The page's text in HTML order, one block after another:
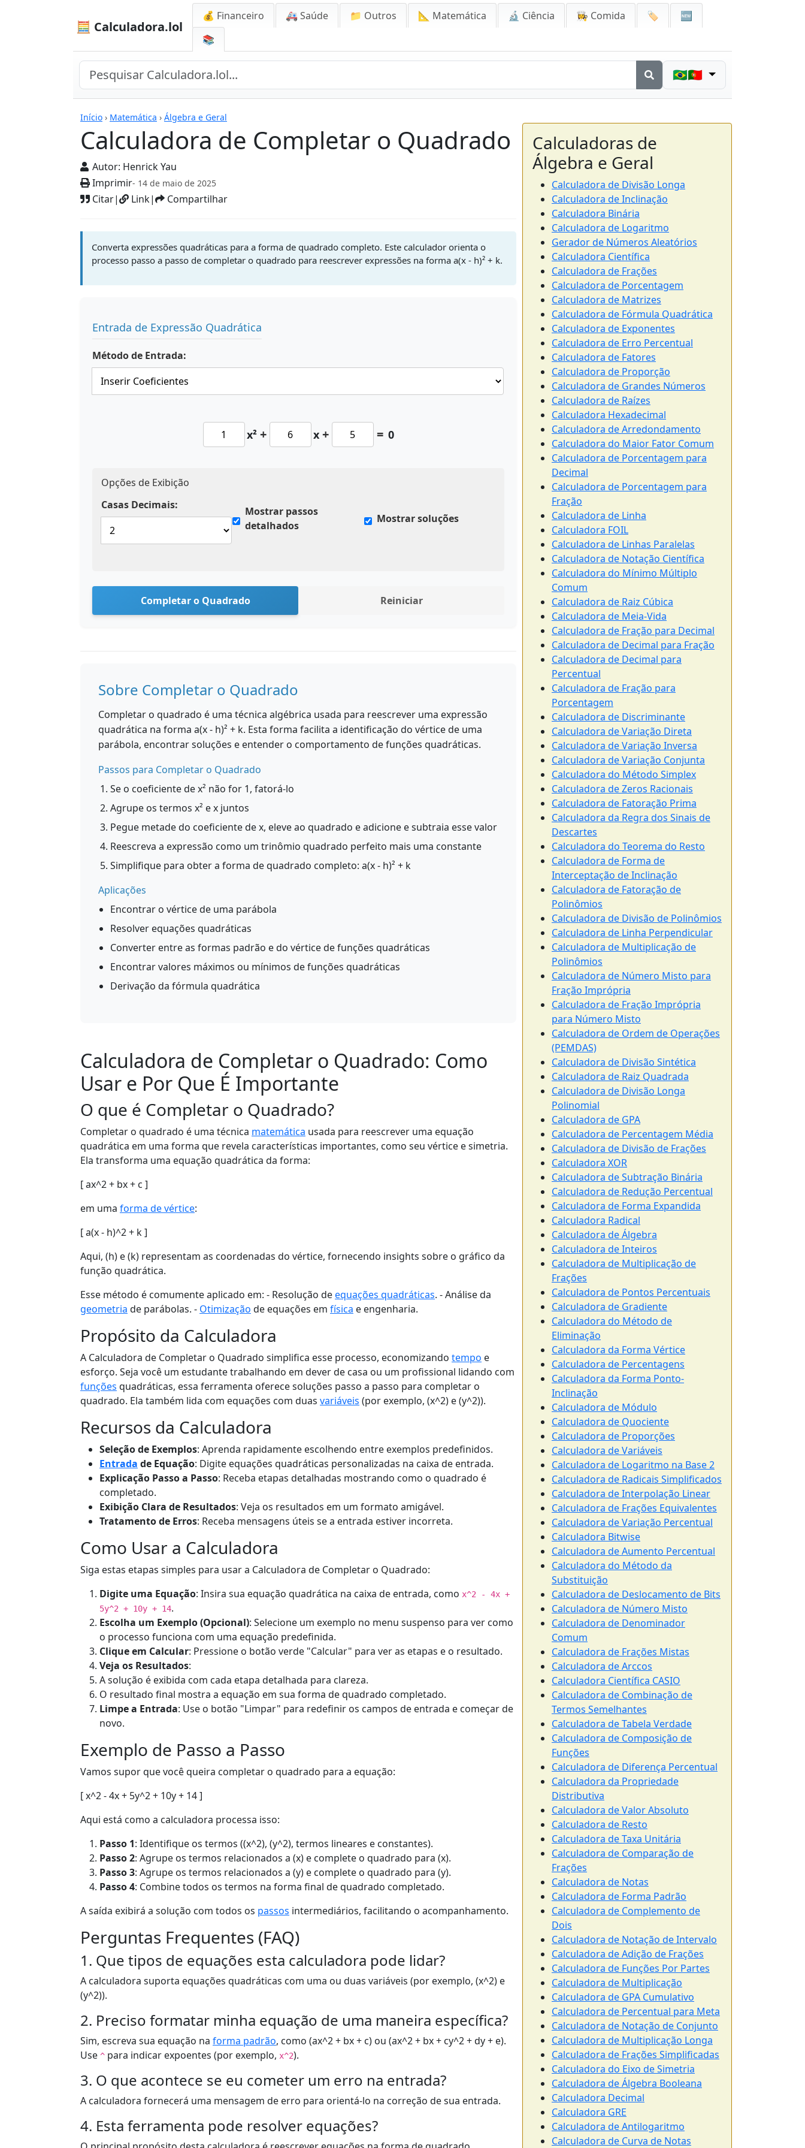
🧮 Calculadora.lol
💰 Financeiro 🚑 Saúde 📁 Outros 📐 Matemática 🔬 Ciência 👩‍🍳 Comida 🏷️
🆕
📚
🇧🇷🇵🇹
Início › Matemática › Álgebra e Geral
Calculadora de Completar o Quadrado
Autor: Henrick Yau
Imprimir- 14 de maio de 2025
Citar| Link| Compartilhar
Calculadoras
Converta expressões quadráticas para a forma de quadrado completo. Este calculador orienta o
processo passo a passo de completar o quadrado para reescrever expressões na forma a(x - h)² + k.
Entrada de Expressão Quadrática
Método de Entrada:
x² + x + = 0
Opções de Exibição
Casas Decimais:
Mostrar passos
detalhados
Mostrar soluções
Completar o Quadrado Reiniciar
Sobre Completar o Quadrado
Completar o quadrado é uma técnica algébrica usada para reescrever uma expressão
quadrática na forma a(x - h)² + k. Esta forma facilita a identificação do vértice de uma
parábola, encontrar soluções e entender o comportamento de funções quadráticas.
Passos para Completar o Quadrado
Se o coeficiente de x² não for 1, fatorá-lo
Agrupe os termos x² e x juntos
Pegue metade do coeficiente de x, eleve ao quadrado e adicione e subtraia esse valor
Reescreva a expressão como um trinômio quadrado perfeito mais uma constante
Simplifique para obter a forma de quadrado completo: a(x - h)² + k
Aplicações
Encontrar o vértice de uma parábola
Resolver equações quadráticas
Converter entre as formas padrão e do vértice de funções quadráticas
Encontrar valores máximos ou mínimos de funções quadráticas
Derivação da fórmula quadrática
Calculadora de Completar o Quadrado: Como
Usar e Por Que É Importante
O que é Completar o Quadrado?
Completar o quadrado é uma técnica matemática usada para reescrever uma equação
quadrática em uma forma que revela características importantes, como seu vértice e simetria.
Ela transforma uma equação quadrática da forma:
[ ax^2 + bx + c ]
em uma forma de vértice:
[ a(x - h)^2 + k ]
Aqui, (h) e (k) representam as coordenadas do vértice, fornecendo insights sobre o gráfico da
função quadrática.
Esse método é comumente aplicado em: - Resolução deequações quadráticas. - Análise da
geometria de parábolas. - Otimização de equações em física e engenharia.
Propósito da Calculadora
A Calculadora de Completar o Quadrado simplifica esse processo, economizando tempo e
esforço. Seja você um estudante trabalhando em dever de casa ou um profissional lidando com
funções quadráticas, essa ferramenta oferece soluções passo a passo para completar o
quadrado. Ela também lida com equações com duas variáveis (por exemplo, (x^2) e (y^2)).
Recursos da Calculadora
Seleção de Exemplos: Aprenda rapidamente escolhendo entre exemplos predefinidos.
Entrada de Equação: Digite equações quadráticas personalizadas na caixa de entrada.
Explicação Passo a Passo: Receba etapas detalhadas mostrando como o quadrado é
completado.
Exibição Clara de Resultados: Veja os resultados em um formato amigável.
Tratamento de Erros: Receba mensagens úteis se a entrada estiver incorreta.
Como Usar a Calculadora
Siga estas etapas simples para usar a Calculadora de Completar o Quadrado:
Digite uma Equação: Insira sua equação quadrática na caixa de entrada, como x^2 - 4x +
5y^2 + 10y + 14.
Escolha um Exemplo (Opcional): Selecione um exemplo no menu suspenso para ver como
o processo funciona com uma equação predefinida.
Clique em Calcular: Pressione o botão verde "Calcular" para ver as etapas e o resultado.
Veja os Resultados:
A solução é exibida com cada etapa detalhada para clareza.
O resultado final mostra a equação em sua forma de quadrado completado.
Limpe a Entrada: Use o botão "Limpar" para redefinir os campos de entrada e começar de
novo.
Exemplo de Passo a Passo
Vamos supor que você queira completar o quadrado para a equação:
[ x^2 - 4x + 5y^2 + 10y + 14 ]
Aqui está como a calculadora processa isso:
Passo 1: Identifique os termos ((x^2), (y^2), termos lineares e constantes).
Passo 2: Agrupe os termos relacionados a (x) e complete o quadrado para (x).
Passo 3: Agrupe os termos relacionados a (y) e complete o quadrado para (y).
Passo 4: Combine todos os termos na forma final de quadrado completado.
A saída exibirá a solução com todos os passos intermediários, facilitando o acompanhamento.
Perguntas Frequentes (FAQ)
1. Que tipos de equações esta calculadora pode lidar?
A calculadora suporta equações quadráticas com uma ou duas variáveis (por exemplo, (x^2) e
(y^2)).
2. Preciso formatar minha equação de uma maneira específica?
Sim, escreva sua equação na forma padrão, como (ax^2 + bx + c) ou (ax^2 + bx + cy^2 + dy + e).
Use ^ para indicar expoentes (por exemplo, x^2).
3. O que acontece se eu cometer um erro na entrada?
A calculadora fornecerá uma mensagem de erro para orientá-lo na correção de sua entrada.
4. Esta ferramenta pode resolver equações?
Calculadoras de
Álgebra e Geral
Calculadora de Divisão Longa
Calculadora de Inclinação
Calculadora Binária
Calculadora de Logaritmo
Gerador de Números Aleatórios
Calculadora Científica
Calculadora de Frações
Calculadora de Porcentagem
Calculadora de Matrizes
Calculadora de Fórmula Quadrática
Calculadora de Exponentes
Calculadora de Erro Percentual
Calculadora de Fatores
Calculadora de Proporção
Calculadora de Grandes Números
Calculadora de Raízes
Calculadora Hexadecimal
Calculadora de Arredondamento
Calculadora do Maior Fator Comum
Calculadora de Porcentagem para
Decimal
Calculadora de Porcentagem para
Fração
Calculadora de Linha
Calculadora FOIL
Calculadora de Linhas Paralelas
Calculadora de Notação Científica
Calculadora do Mínimo Múltiplo
Comum
Calculadora de Raiz Cúbica
Calculadora de Meia-Vida
Calculadora de Fração para Decimal
Calculadora de Decimal para Fração
Calculadora de Decimal para
Percentual
Calculadora de Fração para
Porcentagem
Calculadora de Discriminante
Calculadora de Variação Direta
Calculadora de Variação Inversa
Calculadora de Variação Conjunta
Calculadora do Método Simplex
Calculadora de Zeros Racionais
Calculadora de Fatoração Prima
Calculadora da Regra dos Sinais de
Descartes
Calculadora do Teorema do Resto
Calculadora de Forma de
Interceptação de Inclinação
Calculadora de Fatoração de
Polinômios
Calculadora de Divisão de Polinômios
Calculadora de Linha Perpendicular
Calculadora de Multiplicação de
Polinômios
Calculadora de Número Misto para
Fração Imprópria
Calculadora de Fração Imprópria
para Número Misto
Calculadora de Ordem de Operações
(PEMDAS)
Calculadora de Divisão Sintética
Calculadora de Raiz Quadrada
Calculadora de Divisão Longa
Polinomial
Calculadora de GPA
Calculadora de Percentagem Média
Calculadora de Divisão de Frações
Calculadora XOR
Calculadora de Subtração Binária
Calculadora de Redução Percentual
Calculadora de Forma Expandida
Calculadora Radical
Calculadora de Álgebra
Calculadora de Inteiros
Calculadora de Multiplicação de
Frações
Calculadora de Pontos Percentuais
Calculadora de Gradiente
Calculadora do Método de
Eliminação
Calculadora da Forma Vértice
Calculadora de Percentagens
Calculadora da Forma Ponto-
Inclinação
Calculadora de Módulo
Calculadora de Quociente
Calculadora de Proporções
Calculadora de Variáveis
Calculadora de Logaritmo na Base 2
Calculadora de Radicais Simplificados
Calculadora de Interpolação Linear
Calculadora de Frações Equivalentes
Calculadora de Variação Percentual
Calculadora Bitwise
Calculadora de Aumento Percentual
Calculadora do Método da
Substituição
Calculadora de Deslocamento de Bits
Calculadora de Número Misto
Calculadora de Denominador
Comum
Calculadora de Frações Mistas
Calculadora de Arccos
Calculadora Científica CASIO
Calculadora de Combinação de
Termos Semelhantes
Calculadora de Tabela Verdade
Calculadora de Composição de
Funções
Calculadora de Diferença Percentual
Calculadora da Propriedade
Distributiva
Calculadora de Valor Absoluto
Calculadora de Resto
Calculadora de Taxa Unitária
Calculadora de Comparação de
Frações
Calculadora de Notas
Calculadora de Forma Padrão
Calculadora de Complemento de
Dois
Calculadora de Notação de Intervalo
Calculadora de Adição de Frações
Calculadora de Funções Por Partes
Calculadora de Multiplicação
Calculadora de GPA Cumulativo
Calculadora de Percentual para Meta
Calculadora de Notação de Conjunto
Calculadora de Multiplicação Longa
Calculadora de Frações Simplificadas
Calculadora do Eixo de Simetria
Calculadora de Álgebra Booleana
Calculadora Decimal
Calculadora GRE
Calculadora de Antilogaritmo
Calculadora de Curva de Notas